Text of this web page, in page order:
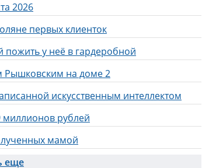
2026
первых клиенток
у неё в гардеробной
Рышковским на доме 2
искусственным интеллектом
миллионов рублей
мамой
еще